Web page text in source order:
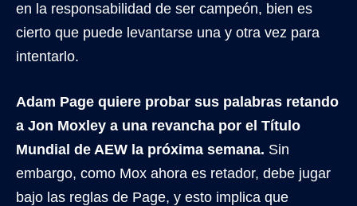
en la responsabilidad de ser campeón, bien es
cierto que puede levantarse una y otra vez para
intentarlo.
Adam Page quiere probar sus palabras retando
a Jon Moxley a una revancha por el Título
Mundial de AEW la próxima semana. Sin
embargo, como Mox ahora es retador, debe jugar
bajo las reglas de Page, y esto implica que